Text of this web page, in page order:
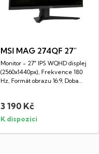
MSI MAG 274QF 27"
Monitor - 27" IPS WQHD displej
(2560x1440px), Frekvence 180
Hz, Formát obrazu 16:9, Doba
3 190 Kč
K dispozici